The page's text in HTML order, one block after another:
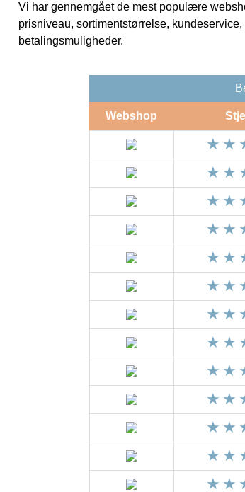
Vi har gennemgået de mest populære
prisniveau, sortimentstørrelse,
betalingsmuligheder.
Webshop